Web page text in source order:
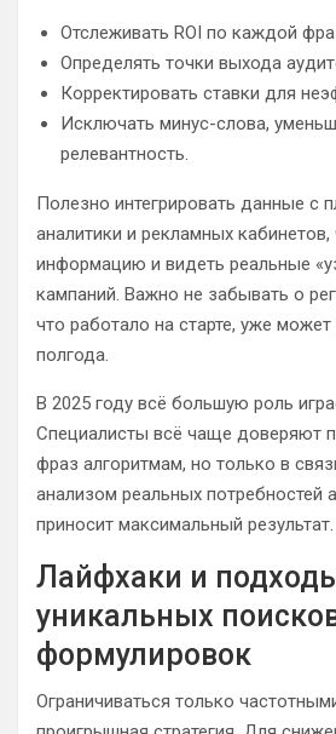
Отслеживать ROI по каждой
Определять точки выхода
Корректировать ставки для
Исключать минус-слова,
релевантность.
Полезно интегрировать данные с
аналитики и рекламных
информацию и видеть реальные
кампаний. Важно не забывать о
что работало на старте, уже может
полгода.
В 2025 году всё большую роль
Специалисты всё чаще доверяют
фраз алгоритмам, но только в
анализом реальных потребностей
приносит максимальный результат.
Лайфхаки и
уникальных
формулировок
Ограничиваться только